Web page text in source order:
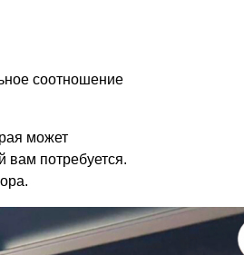
соотношение
может
вам потребуется.